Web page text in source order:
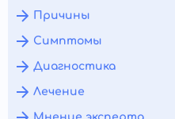
Причины
Симптомы
Диагностика
Лечение